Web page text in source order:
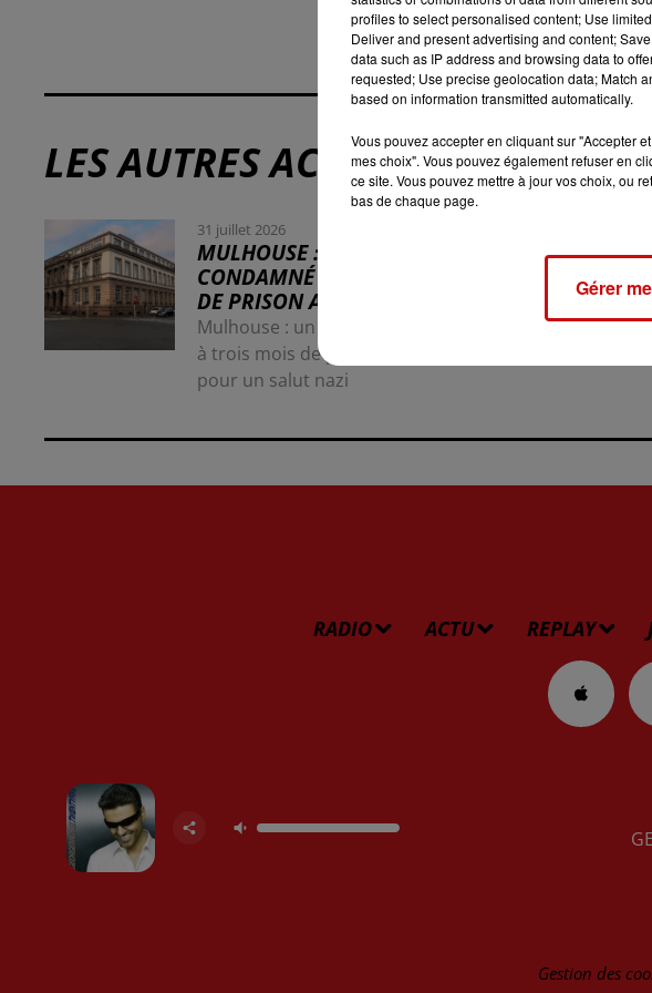
LES AUTRES ACTUALITÉS
31 juillet 2026
MULHOUSE : UN HOMME
CONDAMNÉ À TROIS MOIS
DE PRISON AVEC SURSIS...
Mulhouse : un homme condamné
à trois mois de prison avec sursis
pour un salut nazi
RADIO ACTU REPLAY
Gestion des
profiles to select personalised content; Use
Deliver and present advertising and content;
data such as IP address and browsing data to
requested; Use precise geolocation data; Match
based on information transmitted automatically.
Vous pouvez accepter en cliquant sur "Accepter
mes choix". Vous pouvez également refuser en
ce site. Vous pouvez mettre à jour vos choix, ou
bas de chaque page.
Gérer